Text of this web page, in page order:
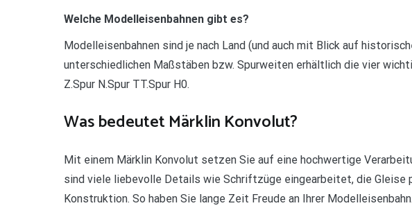
Welche Modelleisenbahnen gibt es?
Modelleisenbahnen sind je nach Land (und auch mit Blick auf
unterschiedlichen Maßstäben bzw. Spurweiten erhältlich die vier
Z.Spur N.Spur TT.Spur H0.
Was bedeutet Märklin Konvolut?
Mit einem Märklin Konvolut setzen Sie auf eine hochwertige
sind viele liebevolle Details wie Schriftzüge eingearbeitet, die Gleise
Konstruktion. So haben Sie lange Zeit Freude an Ihrer Modelleisenbahn.